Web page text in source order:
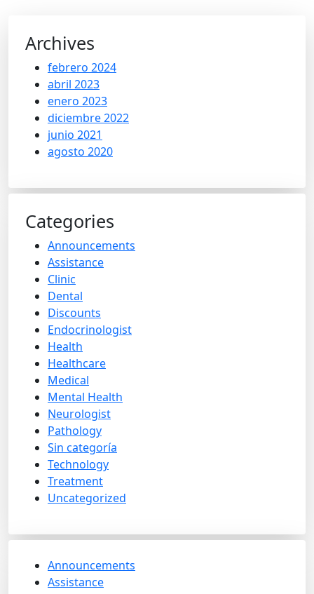
Archives
febrero 2024
abril 2023
enero 2023
diciembre 2022
junio 2021
agosto 2020
Categories
Announcements
Assistance
Clinic
Dental
Discounts
Endocrinologist
Health
Healthcare
Medical
Mental Health
Neurologist
Pathology
Sin categoría
Technology
Treatment
Uncategorized
Announcements
Assistance